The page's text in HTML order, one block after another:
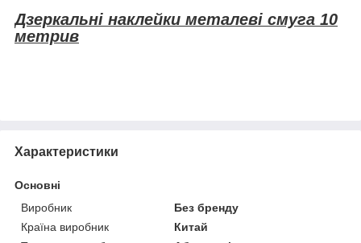
Дзеркальні наклейки металеві смуга 10
метрив
Характеристики
Основні
Виробник
Без бренду
Країна виробник
Китай